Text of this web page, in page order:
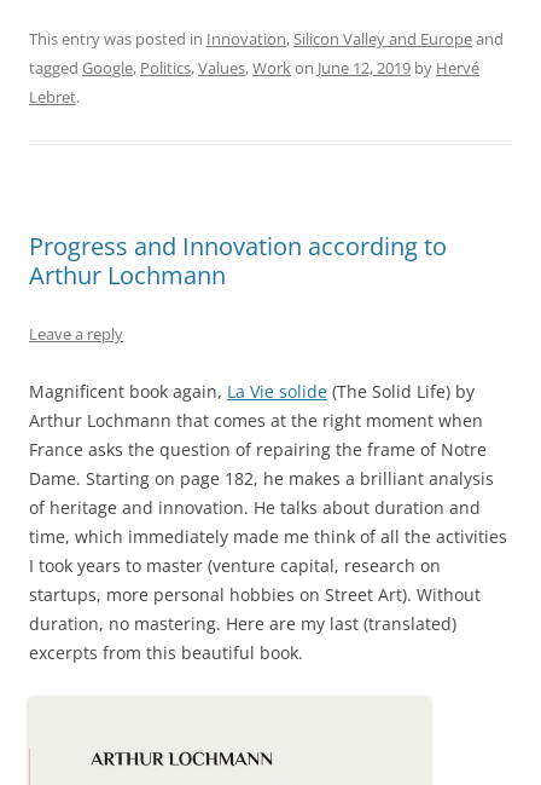
This entry was posted in Innovation,Silicon Valley and Europeand
tagged Google, Politics,Values,Workon June 12, 2019 by Hervé
Lebret.
Progress and Innovation according to
Arthur Lochmann
Leave a reply
Magnificent book again, La Vie solide (The Solid Life) by
Arthur Lochmann that comes at the right moment when
France asks the question of repairing the frame of Notre
Dame. Starting on page 182, he makes a brilliant analysis
of heritage and innovation. He talks about duration and
time, which immediately made me think of all the activities
I took years to master (venture capital, research on
startups, more personal hobbies on Street Art). Without
duration, no mastering. Here are my last (translated)
excerpts from this beautiful book.